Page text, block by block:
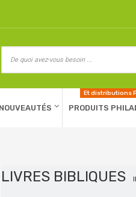
NOUVEAUTÉS PRODUITS
Et distributions
LIVRES BIBLIQUES